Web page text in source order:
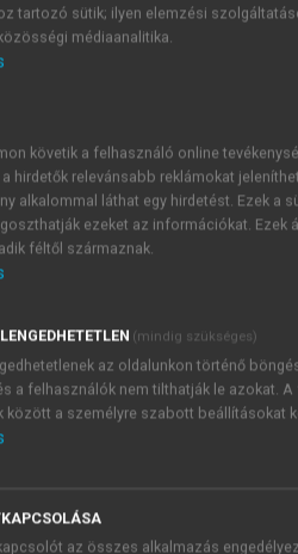
JELSZÓ
Kérek
Kérek
tartozó sütik; ilyen elemzési
médiaanalitika.
követik a felhasználó online
hirdetők relevánsabb reklámokat
alkalommal láthat egy hirdetést. Ezek a
ezeket az információkat. Ezek
féltől származnak.
(mindig szükséges)
az oldalunkon történő
a felhasználók nem tilthatják le azokat.
között a személyre szabott beállításokat
az összes alkalmazás